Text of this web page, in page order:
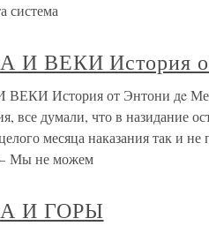
система
И ВЕКИ История
История от Энтони дe
все думали, что в назидание
месяца наказания так и
Мы не можем
И ГОРЫ